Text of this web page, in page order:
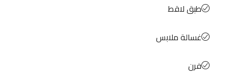
طبق لاقط
غسالة ملابس
فرن